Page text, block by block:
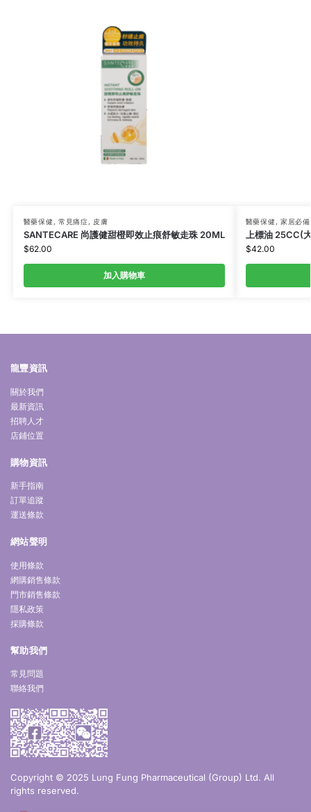
醫藥保健, 常見痛症, 皮膚
SANTECARE 尚護健甜橙即效止痕舒敏走珠 20ML
$62.00
加入購物車
醫藥保健, 家居必備
上標油 25CC(
$42.00
龍豐資訊
關於我們
最新資訊
招聘人才
店鋪位置
購物資訊
新手指南
訂單追蹤
運送條款
網站聲明
使用條款
網購銷售條款
門市銷售條款
隱私政策
採購條款
幫助我們
常見問題
聯絡我們
Copyright © 2025 Lung Fung Pharmaceutical (Group) Ltd. All
rights reserved.